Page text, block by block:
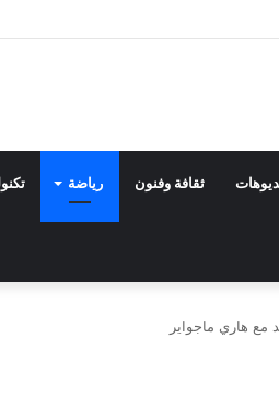
ثقافة وفنون رياضة
هاري ماجواير